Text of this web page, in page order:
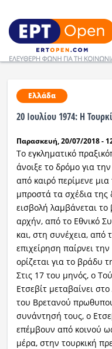
Ειδήσεις
Ελλάδα
Κοινωνία
Πολιτική
Οικονομία
Αθλητικά
Κόσμος
Ραδιόφωνο LIVE
Εκπομπές
Ελλάδα
20 Ιουλίου 1974: Η
Παρασκευή, 20/07/2018 -
Το εγκληματικό
άνοιξε το δρόμο για
από καιρό περίμενε μια
μπροστά τα σχέδια
εισβολή λαμβάνεται
αρχήν, από το Εθνικό
και, στη συνέχεια, από
επιχείρηση παίρνει
ορίζεται για το βράδυ
Στις 17 του μηνός, ο
Ετσεβίτ μεταβαίνει
του Βρετανού
συνάντησή τους, ο
επέμβουν από κοινού
μέρα, στην τουρκική